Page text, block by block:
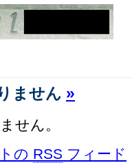
ません »
せん。
の RSS フィード